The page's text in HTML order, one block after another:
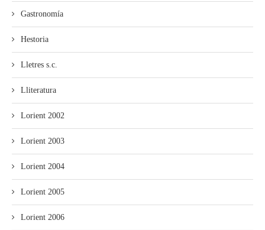
Gastronomía
Hestoria
Lletres s.c.
Lliteratura
Lorient 2002
Lorient 2003
Lorient 2004
Lorient 2005
Lorient 2006